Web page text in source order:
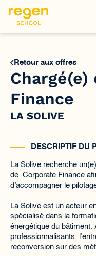
Retour aux offres
Finance
LA SOLIVE
DESCRIPTIF DU
La Solive recherche
de Corporate Finance
d’accompagner le
La Solive est un acteur
spécialisé dans la
énergétique du
professionnalisants,
reconversion sur des